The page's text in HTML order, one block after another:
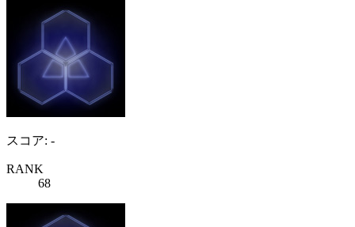
スコア: -
RANK
68